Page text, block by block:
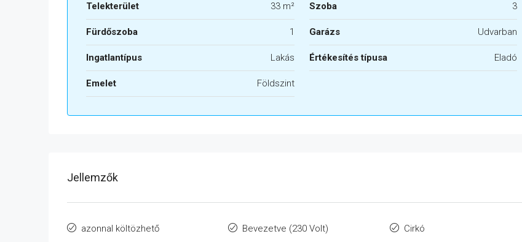
Telekterület 33 m² Szoba 3
Fürdőszoba 1 Garázs Udvarban
Ingatlantípus Lakás Értékesítés típusa Eladó
Emelet Földszint
Jellemzők
azonnal költözhető Bevezetve (230 Volt) Cirkó